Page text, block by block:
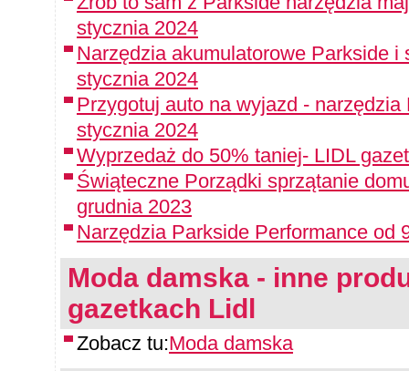
stycznia 2024
Narzędzia akumulatorowe Parkside i
stycznia 2024
Przygotuj auto na wyjazd -
stycznia 2024
Wyprzedaż do 50% taniej- LIDL
Świąteczne Porządki sprzątanie
grudnia 2023
Narzędzia Parkside Performance od
Moda damska - inne
gazetkach Lidl
Zobacz tu:Moda damska